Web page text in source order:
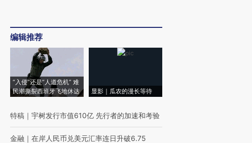
编辑推荐
“入侵”还是“人道危机” 难
民潮撕裂西班牙飞地休达
显影｜瓜农的漫长等待
特稿 ｜ 宇树发行市值610亿 先行者的加速和考验
金融 ｜ 在岸人民币兑美元汇率连日升破6.75